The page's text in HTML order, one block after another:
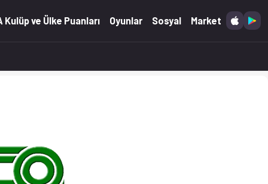
Kulüp ve Ülke Puanları Oyunlar Sosyal Market